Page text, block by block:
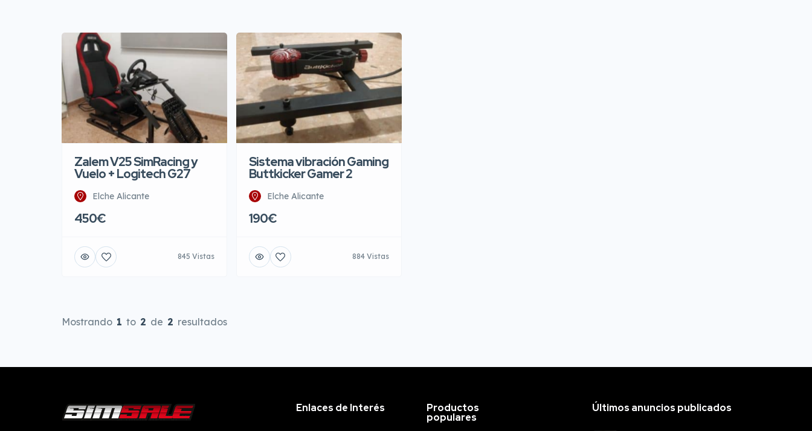
Zalem V25 SimRacing y
Vuelo + Logitech G27
Elche Alicante
450€
845 Vistas
Sistema vibración Gaming
Buttkicker Gamer 2
Elche Alicante
190€
884 Vistas
Mostrando 1 to 2 de 2 resultados
Enlaces de Interés Productos
populares
Últimos anuncios publicados